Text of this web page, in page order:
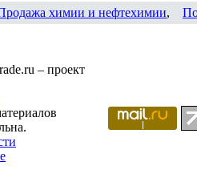
химии и нефтехимии,
– проект